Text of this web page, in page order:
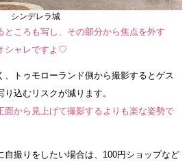
シンデレラ城
ところも写し、その部分から焦点を外す
シャレですよ♡
、トゥモローランド側から撮影するとゲス
込むリスクが減ります。
面から見上げて撮影するよりも楽な姿勢で
自撮りをしたい場合は、100円ショップなど